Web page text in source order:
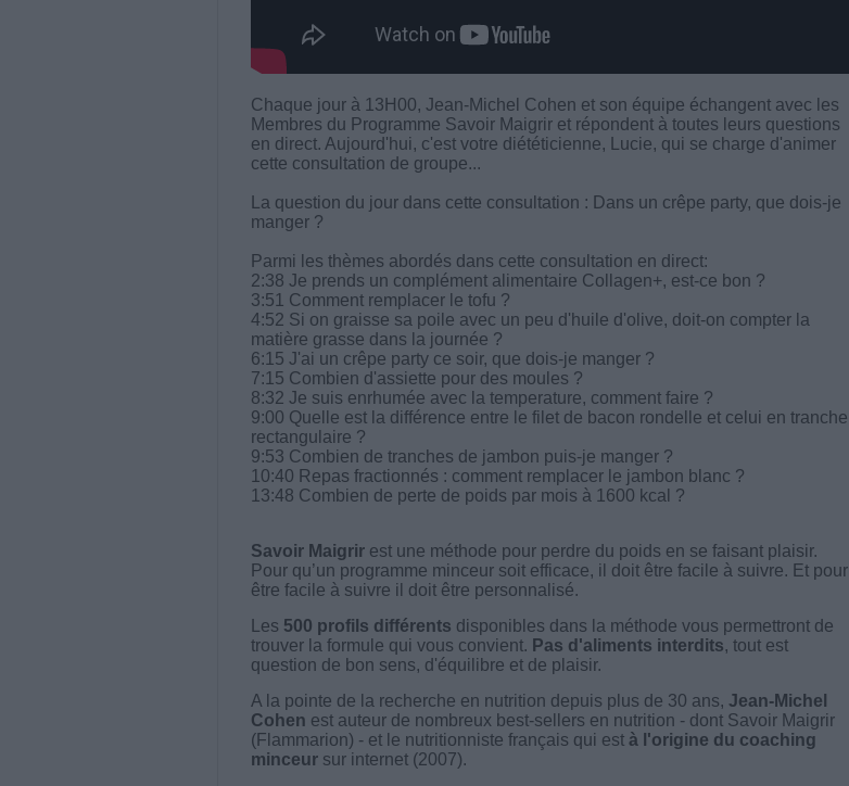
Chaque jour à 13H00, Jean-Michel Cohen et son équipe échangent avec les
Membres du Programme Savoir Maigrir et répondent à toutes leurs questions
en direct. Aujourd'hui, c'est votre diététicienne, Lucie, qui se charge d'animer
cette consultation de groupe...
La question du jour dans cette consultation : Dans un crêpe party, que dois-je
manger ?
Parmi les thèmes abordés dans cette consultation en direct:
2:38 Je prends un complément alimentaire Collagen+, est-ce bon ?
3:51 Comment remplacer le tofu ?
4:52 Si on graisse sa poile avec un peu d'huile d'olive, doit-on compter la
matière grasse dans la journée ?
6:15 J'ai un crêpe party ce soir, que dois-je manger ?
7:15 Combien d'assiette pour des moules ?
8:32 Je suis enrhumée avec la temperature, comment faire ?
9:00 Quelle est la différence entre le filet de bacon rondelle et celui en tranche
rectangulaire ?
9:53 Combien de tranches de jambon puis-je manger ?
10:40 Repas fractionnés : comment remplacer le jambon blanc ?
13:48 Combien de perte de poids par mois à 1600 kcal ?
Savoir Maigrirest une méthode pour perdre du poids en se faisant plaisir.
Pour qu’un programme minceur soit efficace, il doit être facile à suivre. Et pour
être facile à suivre il doit être personnalisé.
Les 500 profils différents disponibles dans la méthode vous permettront de
trouver la formule qui vous convient. Pas d'aliments interdits, tout est
question de bon sens, d'équilibre et de plaisir.
A la pointe de la recherche en nutrition depuis plus de 30 ans, Jean-Michel
Cohen est auteur de nombreux best-sellers en nutrition - dont Savoir Maigrir
(Flammarion) - et le nutritionniste français qui est à l'origine du coaching
minceursur internet (2007).